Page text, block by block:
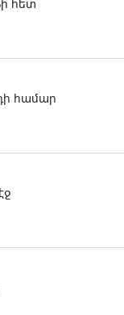
հետ
համար